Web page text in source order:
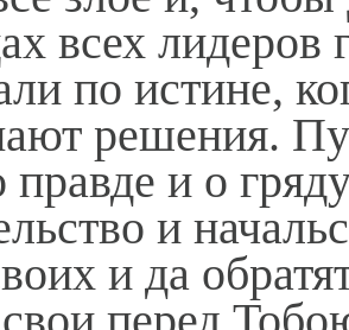
всех лидеров
по истине,
решения.
правде и о
и
и да